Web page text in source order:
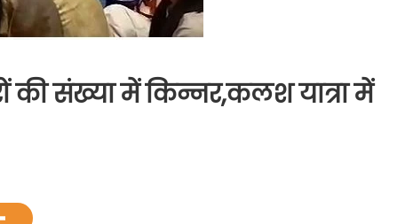
की संख्या में किन्नर,कलश यात्रा में